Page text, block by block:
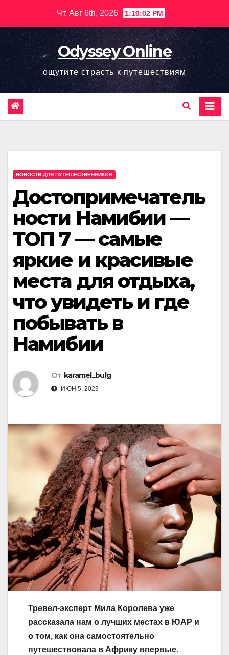
содержимому
Чт. Авг 6th, 2026 1:10:04 PM
Odyssey Online
ощутите страсть к путешествиям
НОВОСТИ ДЛЯ ПУТЕШЕСТВЕННИКОВ
Достопримечатель
ности Намибии —
ТОП 7 — самые
яркие и красивые
места для отдыха,
что увидеть и где
побывать в
Намибии
От karamel_bulg
ИЮН 5, 2023
Тревел-эксперт Мила Королева уже
рассказала нам о лучших местах в ЮАР и
о том, как она самостоятельно
путешествовала в Африку впервые.